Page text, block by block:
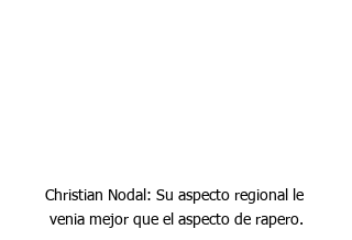
Christian Nodal: Su aspecto regional le
venia mejor que el aspecto de rapero.